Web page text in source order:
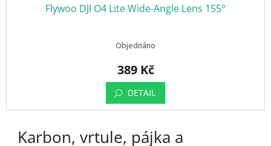
Flywoo DJI O4 Lite Wide-Angle Lens 155°​​
Objednáno
389 Kč
DETAIL
Karbon, vrtule, pájka a